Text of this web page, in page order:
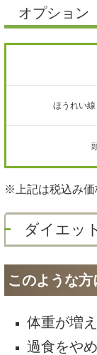
オプション
ほうれい
※上記は税込み価
ダイエッ
このような
体重が増
過食をや